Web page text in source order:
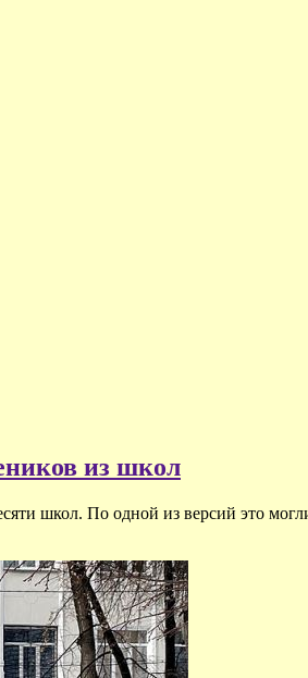
из школ
школ. По одной из версий это